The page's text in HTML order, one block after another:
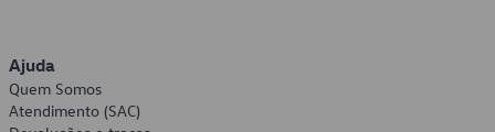
Ajuda
Quem Somos
Atendimento (SAC)